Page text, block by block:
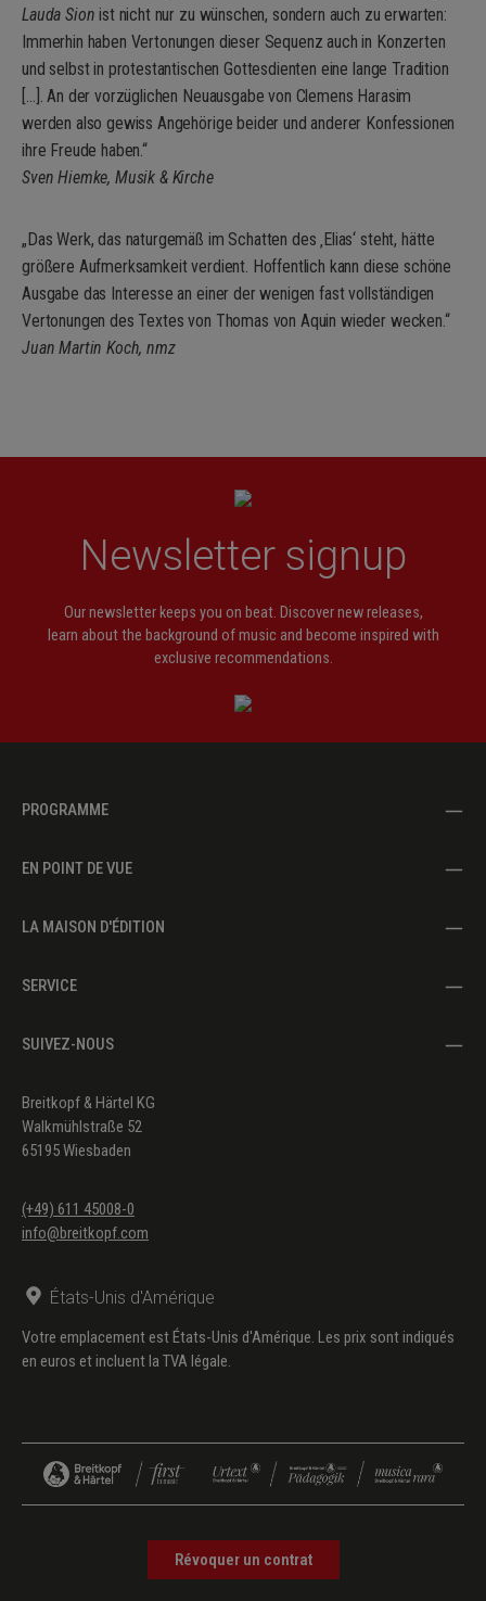
Lauda Sion ist nicht nur zu wünschen, sondern auch zu erwarten:
Immerhin haben Vertonungen dieser Sequenz auch in Konzerten
und selbst in protestantischen Gottesdienten eine lange Tradition
[…]. An der vorzüglichen Neuausgabe von Clemens Harasim
werden also gewiss Angehörige beider und anderer Konfessionen
ihre Freude haben.“
Sven Hiemke, Musik & Kirche
„Das Werk, das naturgemäß im Schatten des ‚Elias‘ steht, hätte
größere Aufmerksamkeit verdient. Hoffentlich kann diese schöne
Ausgabe das Interesse an einer der wenigen fast vollständigen
Vertonungen des Textes von Thomas von Aquin wieder wecken.“
Juan Martin Koch, nmz
Newsletter signup
Our newsletter keeps you on beat. Discover new releases,
learn about the background of music and become inspired with
exclusive recommendations.
PROGRAMME
EN POINT DE VUE
LA MAISON D'ÉDITION
SERVICE
SUIVEZ-NOUS
Breitkopf & Härtel KG
Walkmühlstraße 52
65195 Wiesbaden
(+49) 611 45008-0
info@breitkopf.com
États-Unis d'Amérique
Votre emplacement est États-Unis d'Amérique. Les prix sont indiqués
en euros et incluent la TVA légale.
Révoquer un contrat